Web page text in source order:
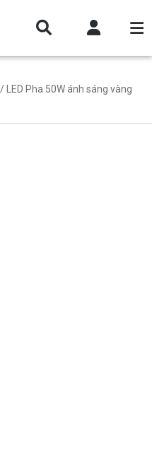
/ LED Pha 50W ánh sáng vàng